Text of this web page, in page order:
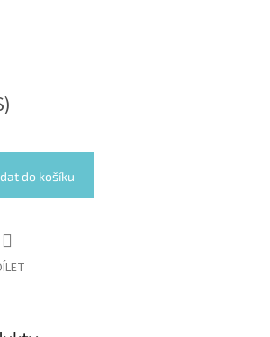
do košíku